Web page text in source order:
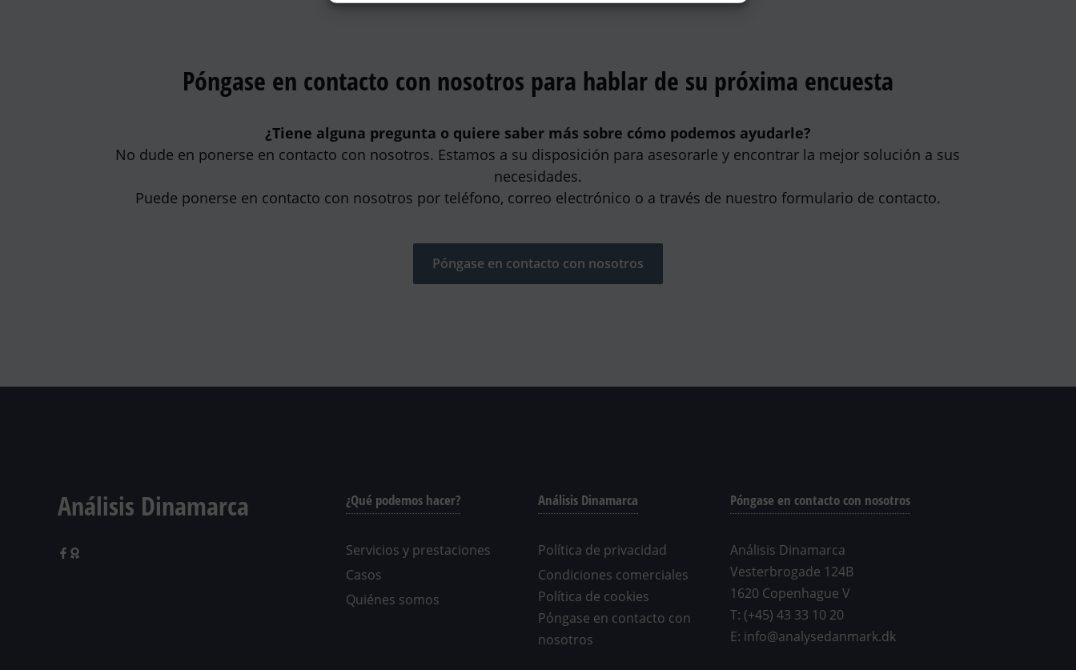
Póngase en contacto con nosotros para hablar de su próxima encuesta
¿Tiene alguna pregunta o quiere saber más sobre cómo podemos ayudarle?
No dude en ponerse en contacto con nosotros. Estamos a su disposición para asesorarle y encontrar la mejor solución a sus
necesidades.
Puede ponerse en contacto con nosotros por teléfono, correo electrónico o a través de nuestro formulario de contacto.
Póngase en contacto con nosotros
Análisis Dinamarca ¿Qué podemos hacer?
Servicios y prestaciones
Casos
Quiénes somos
Análisis Dinamarca
Política de privacidad
Condiciones comerciales
Política de cookies
Póngase en contacto con
nosotros
Póngase en contacto con nosotros
Análisis Dinamarca
Vesterbrogade 124B
1620 Copenhague V
T: (+45) 43 33 10 20
E: info@analysedanmark.dk